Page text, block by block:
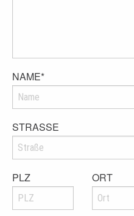
NAME*
STRASSE
PLZ ORT